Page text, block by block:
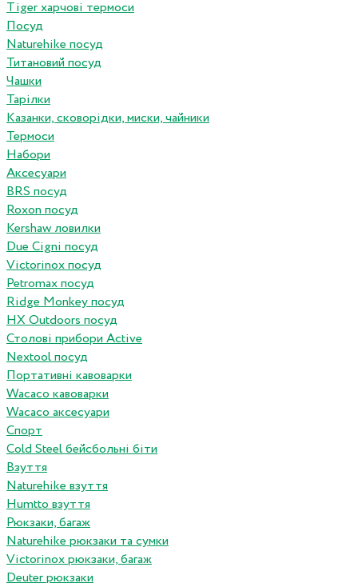
Tiger харчові термоси
Посуд
Naturehike посуд
Титановий посуд
Чашки
Тарілки
Казанки, сковорідки, миски, чайники
Термоси
Набори
Аксесуари
BRS посуд
Roxon посуд
Kershaw ловилки
Due Cigni посуд
Victorinox посуд
Petromax посуд
Ridge Monkey посуд
HX Outdoors посуд
Столові прибори Active
Nextool посуд
Портативні кавоварки
Wacaco кавоварки
Wacaco аксесуари
Спорт
Cold Steel бейсбольні біти
Взуття
Naturehike взуття
Humtto взуття
Рюкзаки, багаж
Naturehike рюкзаки та сумки
Victorinox рюкзаки, багаж
Deuter рюкзаки